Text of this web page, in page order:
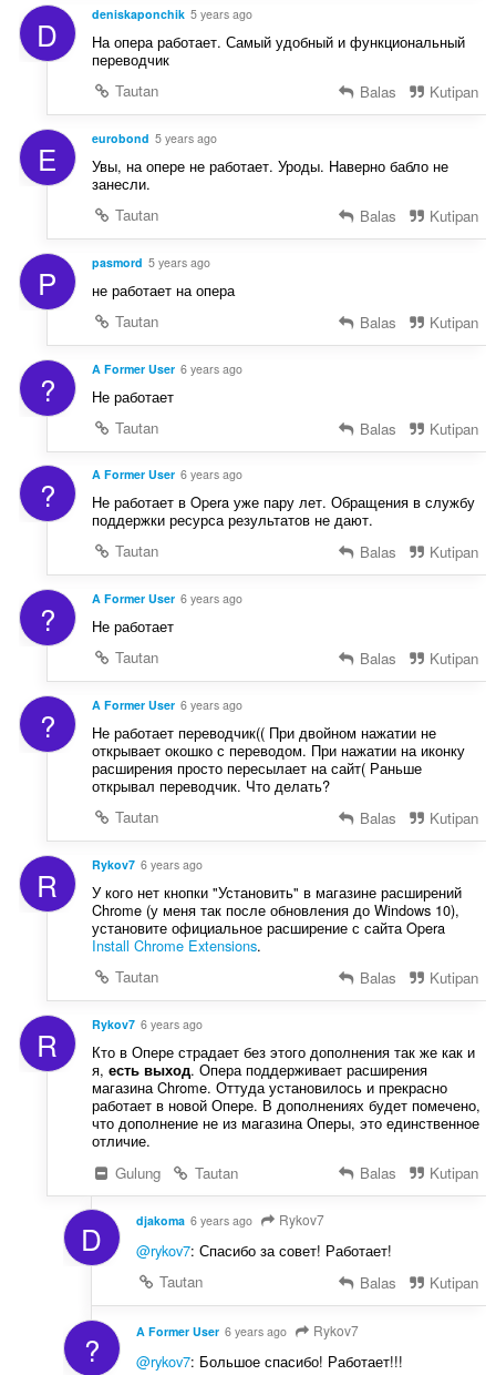
D deniskaponchik 5 years ago
На опера работает. Самый удобный и функциональный
переводчик
Tautan
Balas Kutipan
E eurobond 5 years ago
Увы, на опере не работает. Уроды. Наверно бабло не
занесли.
Tautan
Balas Kutipan
P pasmord 5 years ago
не работает на опера
Tautan
Balas Kutipan
? A Former User 6 years ago
Не работает
Tautan
Balas Kutipan
? A Former User 6 years ago
Не работает в Opera уже пару лет. Обращения в службу
поддержки ресурса результатов не дают.
Tautan
Balas Kutipan
? A Former User 6 years ago
Не работает
Tautan
Balas Kutipan
? A Former User 6 years ago
Не работает переводчик(( При двойном нажатии не
открывает окошко с переводом. При нажатии на иконку
расширения просто пересылает на сайт( Раньше
открывал переводчик. Что делать?
Tautan
Balas Kutipan
R Rykov7 6 years ago
У кого нет кнопки "Установить" в магазине расширений
Chrome (у меня так после обновления до Windows 10),
установите официальное расширение с сайта Opera
Install Chrome Extensions.
Tautan
Balas Kutipan
R Rykov7 6 years ago
Кто в Опере страдает без этого дополнения так же как и
я, есть выход. Опера поддерживает расширения
магазина Chrome. Оттуда установилось и прекрасно
работает в новой Опере. В дополнениях будет помечено,
что дополнение не из магазина Оперы, это единственное
отличие.
Gulung
Tautan Balas Kutipan
D djakoma 6 years ago Rykov7
@rykov7: Спасибо за совет! Работает!
Tautan
Balas Kutipan
? A Former User 6 years ago Rykov7
@rykov7: Большое спасибо! Работает!!!